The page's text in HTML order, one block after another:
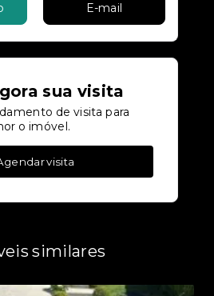
E-mail
sua visita
de visita para
o imóvel.
visita
similares